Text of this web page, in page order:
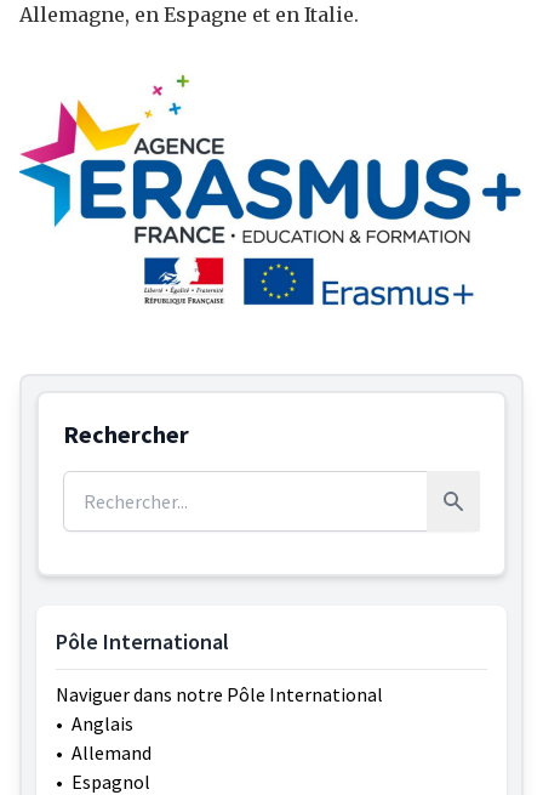
Allemagne, en Espagne et en Italie.
Rechercher
Rechercher :
Rechercher
Pôle International
Naviguer dans notre Pôle International
• Anglais
• Allemand
• Espagnol